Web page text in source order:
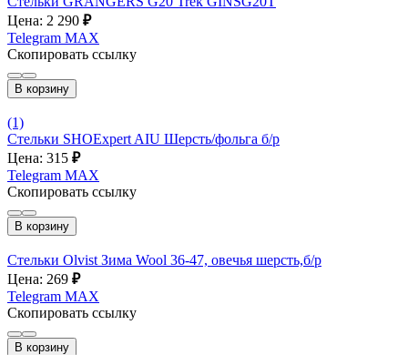
Цена: 2 290 ₽
Telegram MAX
Скопировать ссылку
В корзину
(1)
Стельки SHOExpert AIU Шерсть/фольга б/р
Цена: 315 ₽
Telegram MAX
Скопировать ссылку
В корзину
Стельки Olvist Зима Wool 36-47, овечья шерсть,б/р
Цена: 269 ₽
Telegram MAX
Скопировать ссылку
В корзину